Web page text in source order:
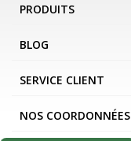
PRODUITS
BLOG
SERVICE CLIENT
NOS COORDONNÉES